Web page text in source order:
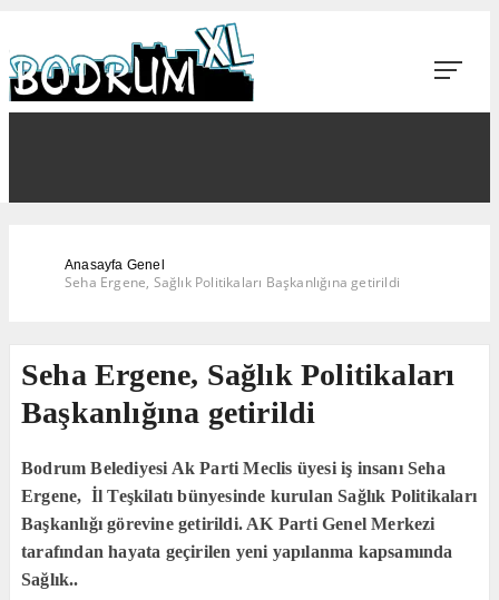
Anasayfa Genel
Seha Ergene, Sağlık Politikaları Başkanlığına getirildi
Seha Ergene, Sağlık Politikaları
Başkanlığına getirildi
Bodrum Belediyesi Ak Parti Meclis üyesi iş insanı Seha
Ergene, İl Teşkilatı bünyesinde kurulan Sağlık Politikaları
Başkanlığı görevine getirildi. AK Parti Genel Merkezi
tarafından hayata geçirilen yeni yapılanma kapsamında
Sağlık..